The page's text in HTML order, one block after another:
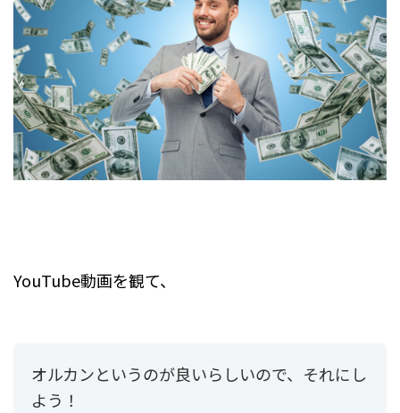
YouTube動画を観て、
オルカンというのが良いらしいので、それにし
よう！